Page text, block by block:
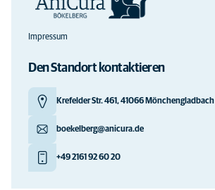
Impressum
Den Standort kontaktieren
Krefelder Str. 461, 41066 Mönchengladbach
boekelberg@anicura.de
+49 2161 92 60 20